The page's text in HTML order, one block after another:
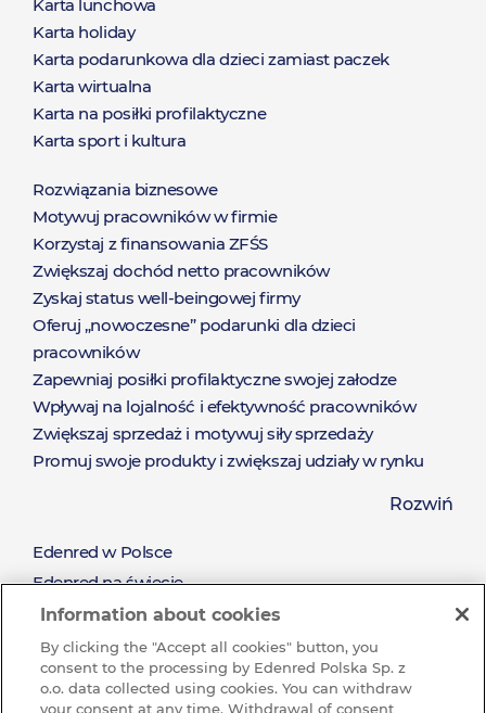
Produkty
Karta lunchowa
Karta holiday
Karta podarunkowa dla dzieci zamiast paczek
Karta wirtualna
Karta na posiłki profilaktyczne
Karta sport i kultura
Rozwiązania
Rozwiązania biznesowe
Motywuj pracowników w firmie
Korzystaj z finansowania ZFŚS
Zwiększaj dochód netto pracowników
Zyskaj status well-beingowej firmy
Oferuj „nowoczesne” podarunki dla dzieci
pracowników
Zapewniaj posiłki profilaktyczne swojej załodze
Wpływaj na lojalność i efektywność pracowników
Zwiększaj sprzedaż i motywuj siły sprzedaży
Promuj swoje produkty i zwiększaj udziały w rynku
Pozyskaj nowych klientów i zadbaj o relacje z
Rozwiń
O
Edenred
Edenred w Polsce
Edenred na świecie
Misja i wartości
Zrównoważony rozwój (CSR)
Pracuj w Grupie Edenred
Dlaczego warto u nas pracować?
Information about cookies
By clicking the "Accept all cookies" button, you
consent to the processing by Edenred Polska Sp. z
o.o. data collected using cookies. You can withdraw
your consent at any time. Withdrawal of consent